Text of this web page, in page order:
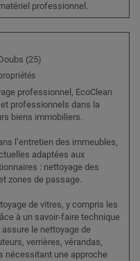
professionnel.
(25)
professionnel, EcoClean
professionnels dans la
biens immobiliers.
l’entretien des immeubles,
adaptées aux
: nettoyage des
zones de passage.
de vitres, y compris les
à un savoir-faire technique
le nettoyage de
verrières, vérandas,
nécessitant une approche